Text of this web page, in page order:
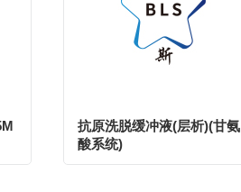
抗原洗脱缓冲液(层析)(甘氨
酸系统)